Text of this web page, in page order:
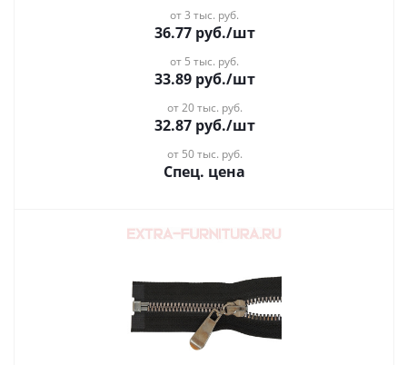
от 3 тыс. руб.
36.77руб./шт
от 5 тыс. руб.
33.89руб./шт
от 20 тыс. руб.
32.87руб./шт
от 50 тыс. руб.
Спец. цена